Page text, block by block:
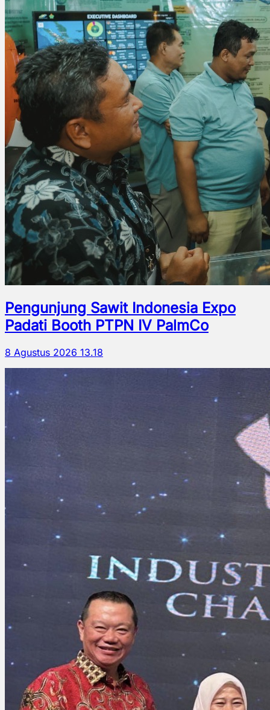
Pengunjung Sawit Indonesia Expo
Padati Booth PTPN IV PalmCo
8 Agustus 2026 13.18